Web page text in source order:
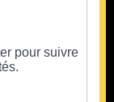
Building
pour suivre